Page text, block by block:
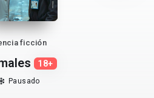
ficción
18+
Pausado